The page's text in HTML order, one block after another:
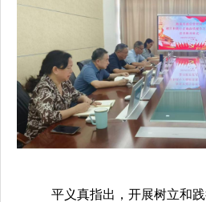
平义真指出，开展树立和